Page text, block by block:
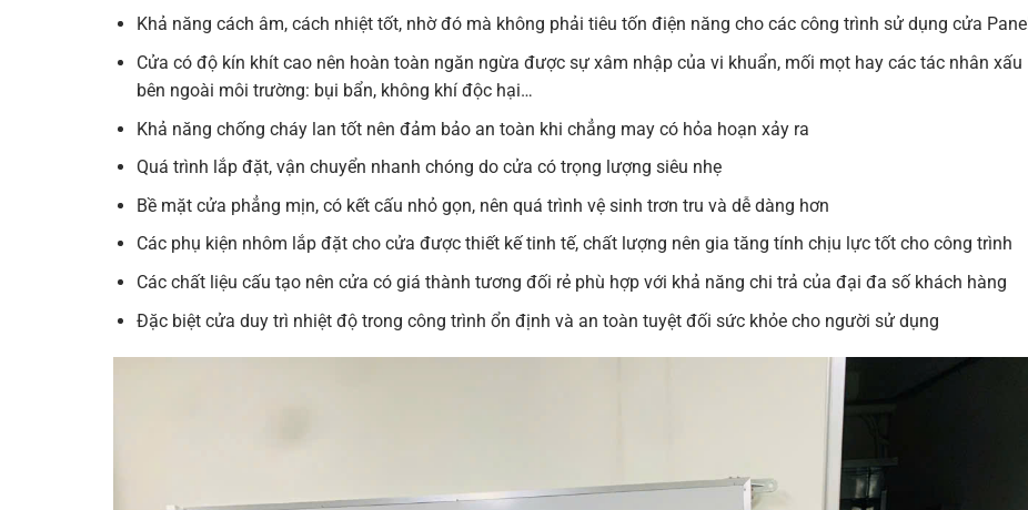
Khả năng cách âm, cách nhiệt tốt, nhờ đó mà không phải tiêu tốn điện năng cho các công trình sử dụng cửa Panel
Cửa có độ kín khít cao nên hoàn toàn ngăn ngừa được sự xâm nhập của vi khuẩn, mối mọt hay các tác nhân xấu
bên ngoài môi trường: bụi bẩn, không khí độc hại…
Khả năng chống cháy lan tốt nên đảm bảo an toàn khi chẳng may có hỏa hoạn xảy ra
Quá trình lắp đặt, vận chuyển nhanh chóng do cửa có trọng lượng siêu nhẹ
Bề mặt cửa phẳng mịn, có kết cấu nhỏ gọn, nên quá trình vệ sinh trơn tru và dễ dàng hơn
Các phụ kiện nhôm lắp đặt cho cửa được thiết kế tinh tế, chất lượng nên gia tăng tính chịu lực tốt cho công trình
Các chất liệu cấu tạo nên cửa có giá thành tương đối rẻ phù hợp với khả năng chi trả của đại đa số khách hàng
Đặc biệt cửa duy trì nhiệt độ trong công trình ổn định và an toàn tuyệt đối sức khỏe cho người sử dụng